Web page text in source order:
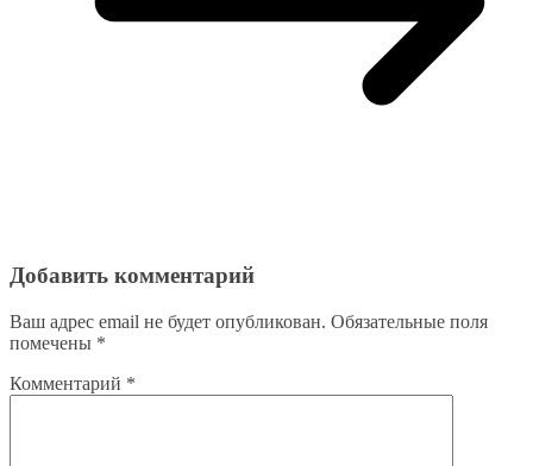
Добавить комментарий
Ваш адрес email не будет опубликован. Обязательные поля
помечены *
Комментарий *